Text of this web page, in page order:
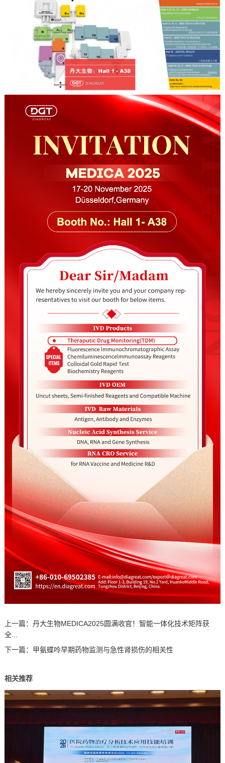
上一篇： 丹大生物MEDICA2025圆满收官！智能一体化技术矩阵获
全...
下一篇： 甲氨蝶呤早期药物监测与急性肾损伤的相关性
相关推荐